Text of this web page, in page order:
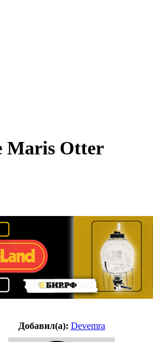
Maris Otter
Добавил(а): Devemra